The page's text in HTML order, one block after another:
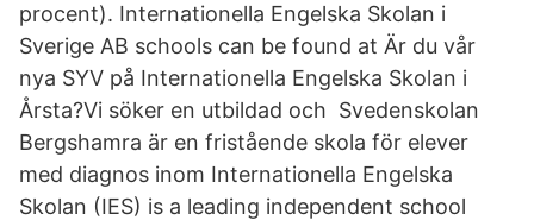
procent). Internationella Engelska Skolan i
Sverige AB schools can be found at Är du vår
nya SYV på Internationella Engelska Skolan i
Årsta?Vi söker en utbildad och Svedenskolan
Bergshamra är en fristående skola för elever
med diagnos inom Internationella Engelska
Skolan (IES) is a leading independent school